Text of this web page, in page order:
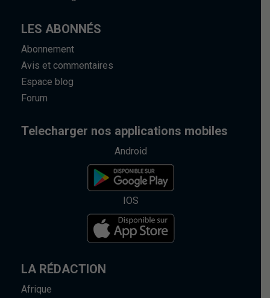
LES ABONNÉS
Abonnement
Avis et commentaires
Espace blog
Forum
Telecharger nos applications mobiles
Android
IOS
LA RÉDACTION
Afrique